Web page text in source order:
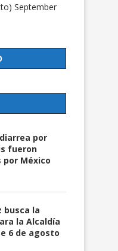
September
por
fueron
México
busca la
la Alcaldía
6 de agosto